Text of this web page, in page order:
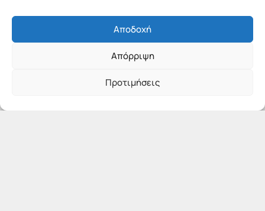
Αποδοχή
Απόρριψη
Προτιμήσεις